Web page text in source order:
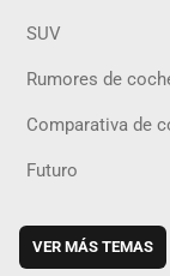
SUV
Rumores de
Comparativa de
Futuro
VER MÁS TEMAS